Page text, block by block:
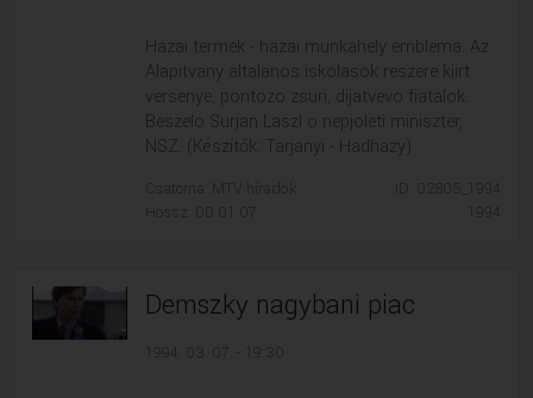
Hazai termek - hazai munkahely emblema. Az
Alapitvany altalanos iskolasok reszere kiirt
versenye, pontozo zsuri, dijatvevo fiatalok.
Beszelo Surjan Laszl o nepjoleti miniszter,
NSZ. (Készítők: Tarjanyi - Hadhazy)
Csatorna: MTV híradók
Hossz: 00:01:07
ID: 02805_1994
1994
Demszky nagybani piac
1994. 03. 07. - 19:30